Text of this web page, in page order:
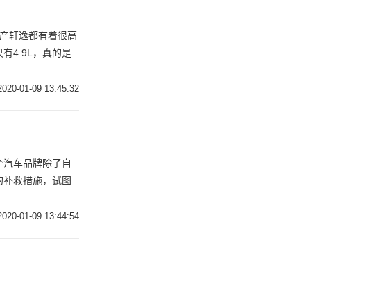
轩逸都有着很高
有4.9L，真的是
01-09 13:45:32
车品牌除了自
救措施，试图
01-09 13:44:54